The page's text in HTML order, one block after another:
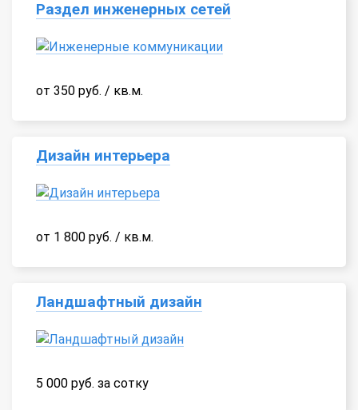
Раздел инженерных сетей
от 350 руб. / кв.м.
Дизайн интерьера
от 1 800 руб. / кв.м.
Ландшафтный дизайн
5 000 руб. за сотку